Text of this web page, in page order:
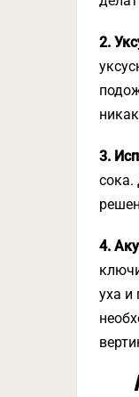
2.
3.
сока.
4.
уха и